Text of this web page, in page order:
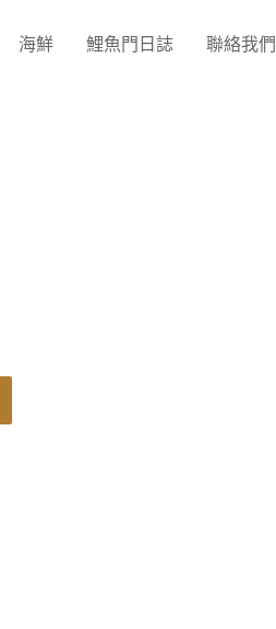
海鮮 鯉魚門日誌 聯絡我們